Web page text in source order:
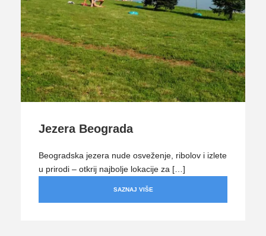
Jezera Beograda
Beogradska jezera nude osveženje, ribolov i izlete
u prirodi – otkrij najbolje lokacije za […]
SAZNAJ VIŠE